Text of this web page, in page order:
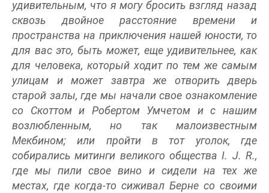
удивительным, что я могу бросить взгляд назад
сквозь двойное расстояние времени и
пространства на приключения нашей юности, то
для вас это, быть может, еще удивительнее, как
для человека, который ходит по тем же самым
улицам и может завтра же отворить дверь
старой залы, где мы начали свое ознакомление
со Скоттом и Робертом Умчетом и с нашим
возлюбленным, но так малоизвестным
Мекбином; или пройти в тот уголок, где
собирались митинги великого общества I. J. R.,
где мы пили свое вино и сидели на тех же
местах, где когда-то сиживал Берне со своими